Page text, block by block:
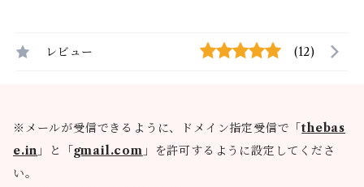
レビュー (12)
※メールが受信できるように、ドメイン指定受信で「thebas
e.in 」と「gmail.com 」を許可するように設定してくださ
い。